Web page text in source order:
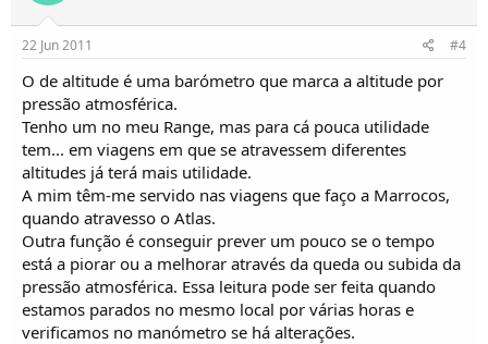
22 Jun 2011 #4
O de altitude é uma barómetro que marca a altitude por
pressão atmosférica.
Tenho um no meu Range, mas para cá pouca utilidade
tem... em viagens em que se atravessem diferentes
altitudes já terá mais utilidade.
A mim têm-me servido nas viagens que faço a Marrocos,
quando atravesso o Atlas.
Outra função é conseguir prever um pouco se o tempo
está a piorar ou a melhorar através da queda ou subida da
pressão atmosférica. Essa leitura pode ser feita quando
estamos parados no mesmo local por várias horas e
verificamos no manómetro se há alterações.